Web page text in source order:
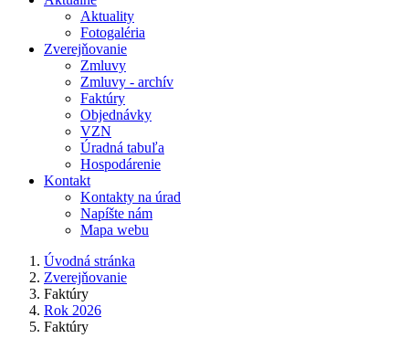
Aktuality
Fotogaléria
Zverejňovanie
Zmluvy
Zmluvy - archív
Faktúry
Objednávky
VZN
Úradná tabuľa
Hospodárenie
Kontakt
Kontakty na úrad
Napíšte nám
Mapa webu
Úvodná stránka
Zverejňovanie
Faktúry
Rok 2026
Faktúry